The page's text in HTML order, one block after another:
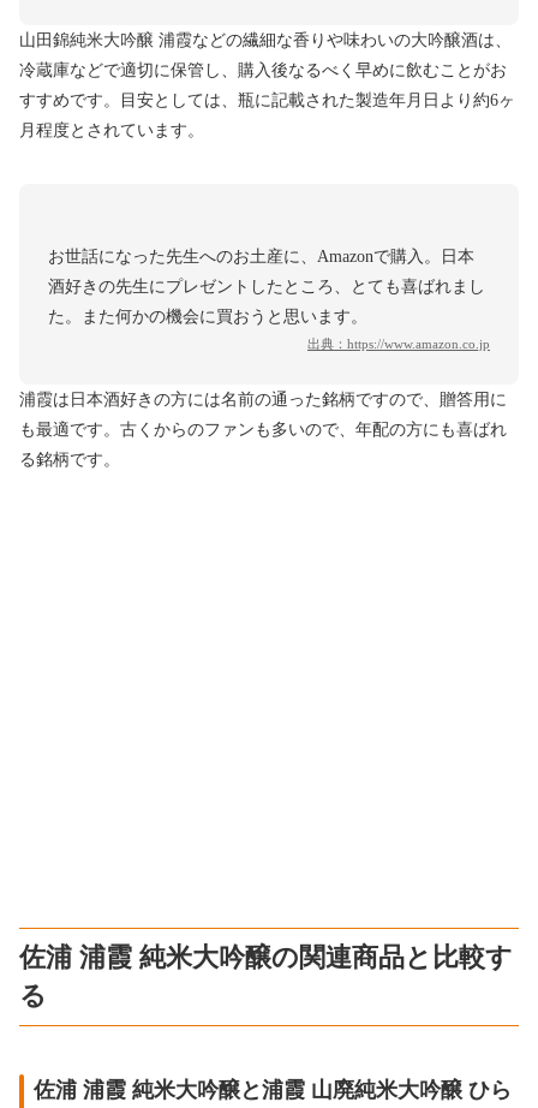
山田錦純米大吟醸 浦霞などの繊細な香りや味わいの大吟醸酒は、
冷蔵庫などで適切に保管し、購入後なるべく早めに飲むことがお
すすめです。目安としては、瓶に記載された製造年月日より約6ヶ
月程度とされています。
お世話になった先生へのお土産に、Amazonで購入。日本
酒好きの先生にプレゼントしたところ、とても喜ばれまし
た。また何かの機会に買おうと思います。
出典： https://www.amazon.co.jp
浦霞は日本酒好きの方には名前の通った銘柄ですので、贈答用に
も最適です。古くからのファンも多いので、年配の方にも喜ばれ
る銘柄です。
佐浦 浦霞 純米大吟醸の関連商品と比較す
る
佐浦 浦霞 純米大吟醸と浦霞 山廃純米大吟醸 ひら